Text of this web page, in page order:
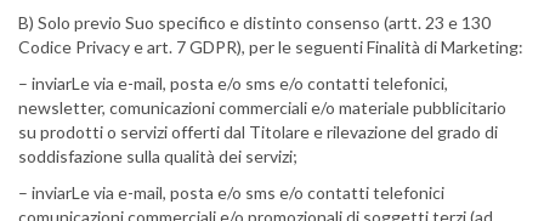
B) Solo previo Suo specifico e distinto consenso (artt. 23 e 130
Codice Privacy e art. 7 GDPR), per le seguenti Finalità di Marketing:
– inviarLe via e-mail, posta e/o sms e/o contatti telefonici,
newsletter, comunicazioni commerciali e/o materiale pubblicitario
su prodotti o servizi offerti dal Titolare e rilevazione del grado di
soddisfazione sulla qualità dei servizi;
– inviarLe via e-mail, posta e/o sms e/o contatti telefonici
comunicazioni commerciali e/o promozionali di soggetti terzi (ad